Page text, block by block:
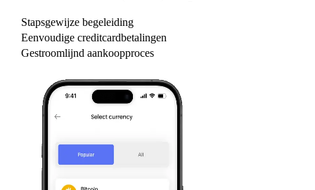
Stapsgewijze begeleiding
Eenvoudige creditcardbetalingen
Gestroomlijnd aankoopproces